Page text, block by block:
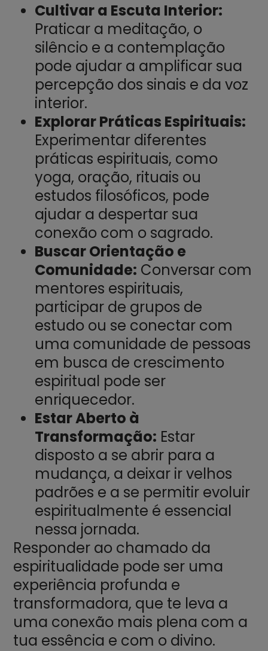
Cultivar a Escuta Interior:
Praticar a meditação, o
silêncio e a contemplação
pode ajudar a amplificar sua
percepção dos sinais e da voz
interior.
Explorar Práticas Espirituais:
Experimentar diferentes
práticas espirituais, como
yoga, oração, rituais ou
estudos filosóficos, pode
ajudar a despertar sua
conexão com o sagrado.
Buscar Orientação e
Comunidade: Conversar com
mentores espirituais,
participar de grupos de
estudo ou se conectar com
uma comunidade de pessoas
em busca de crescimento
espiritual pode ser
enriquecedor.
Estar Aberto à
Transformação: Estar
disposto a se abrir para a
mudança, a deixar ir velhos
padrões e a se permitir evoluir
espiritualmente é essencial
nessa jornada.
Responder ao chamado da
espiritualidade pode ser uma
experiência profunda e
transformadora, que te leva a
uma conexão mais plena com a
tua essência e com o divino.